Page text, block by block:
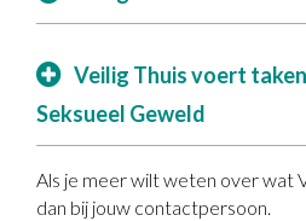
Veilig Thuis voert
Seksueel Geweld
Als je meer wilt weten over wat
dan bij jouw contactpersoon.